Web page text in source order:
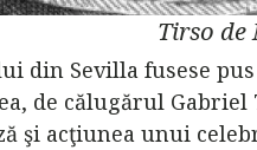
Tirso de
din Sevilla fusese
de călugărul
şi acţiunea unui